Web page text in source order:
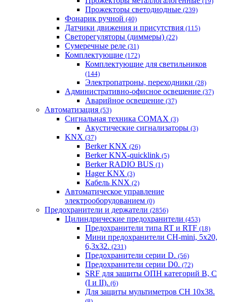
Прожекторы светодиодные (239)
Фонарик ручной (40)
Датчики движения и присутствия (115)
Светорегуляторы (диммеры) (22)
Сумеречные реле (31)
Комплектующие (172)
Комплектующие для светильников
(144)
Электропатроны, переходники (28)
Административно-офисное освещение (37)
Аварийное освещение (37)
Автоматизация (53)
Сигнальная техника COMAX (3)
Акустические сигнализаторы (3)
KNX (37)
Berker KNX (26)
Berker KNX-quicklink (5)
Berker RADIO BUS (1)
Hager KNX (3)
Кабель KNX (2)
Автоматическое управление
электрооборудованием (0)
Предохранители и держатели (2856)
Цилиндрические предохранители (453)
Предохранители типа RT и RTF (18)
Мини предохранители CH-mini, 5x20,
6,3x32. (231)
Предохранители серии D. (56)
Предохранители серии D0. (72)
SRF для защиты ОПН категорий B, C
(I и II). (6)
Для защиты мультиметров CH 10х38.